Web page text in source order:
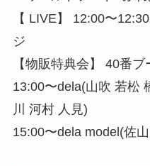
【 LIVE】 12:00〜
ジ
【物販特典会】 40番
13:00〜dela(山吹 若松
川 河村 人見)
15:00〜dela model(佐